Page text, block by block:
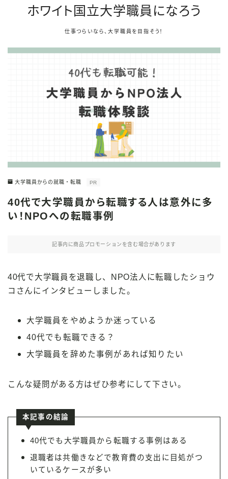
ホワイト国立大学職員になろう
仕事つらいなら、大学職員を目指そう！
大学職員からの就職・転職 PR
40代で大学職員から転職する人は意外に多
い！NPOへの転職事例
記事内に商品プロモーションを含む場合があります
40代で大学職員を退職し、NPO法人に転職したショウ
コさんにインタビューしました。
大学職員をやめようか迷っている
40代でも転職できる？
大学職員を辞めた事例があれば知りたい
こんな疑問がある方はぜひ参考にして下さい。
本記事の結論
40代でも大学職員から転職する事例はある
退職者は共働きなどで教育費の支出に目処がつ
いているケースが多い